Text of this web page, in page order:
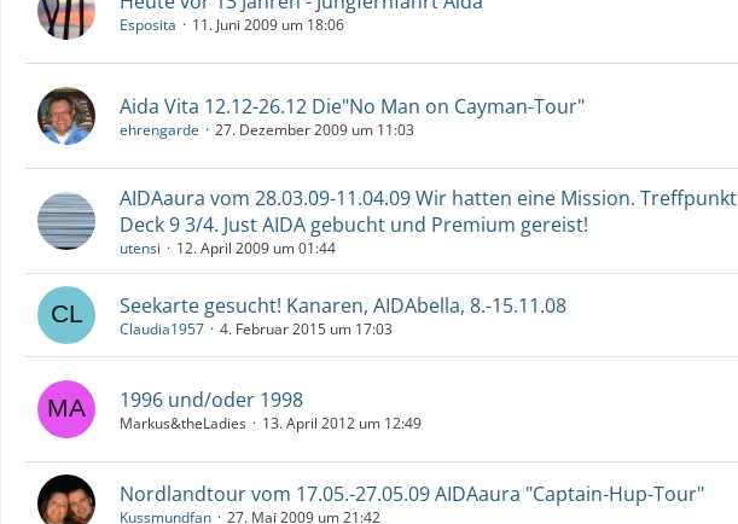
Esposita 11. Juni 2009 um 18:06
Aida Vita 12.12-26.12 Die"No Man on Cayman-Tour"
ehrengarde 27. Dezember 2009 um 11:03
AIDAaura vom 28.03.09-11.04.09 Wir hatten eine Mission. Treffpunkt
Deck 9 3/4. Just AIDA gebucht und Premium gereist!
utensi 12. April 2009 um 01:44
Seekarte gesucht! Kanaren, AIDAbella, 8.-15.11.08
Claudia1957 4. Februar 2015 um 17:03
1996 und/oder 1998
Markus&theLadies 13. April 2012 um 12:49
Nordlandtour vom 17.05.-27.05.09 AIDAaura "Captain-Hup-Tour"
Kussmundfan 27. Mai 2009 um 21:42